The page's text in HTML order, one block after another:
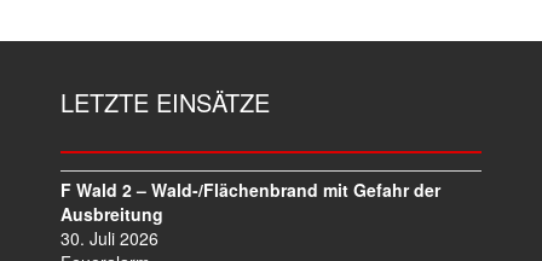
LETZTE EINSÄTZE
F Wald 2 – Wald-/Flächenbrand mit Gefahr der
Ausbreitung
30. Juli 2026